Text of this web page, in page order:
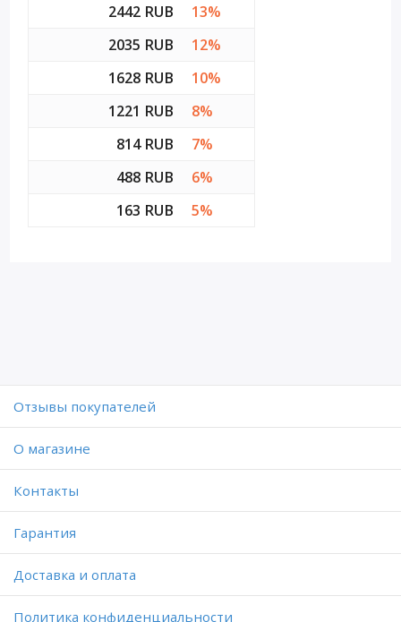
2442 RUB
13%
2035 RUB
12%
1628 RUB
10%
1221 RUB
8%
814 RUB
7%
488 RUB
6%
163 RUB
5%
Отзывы покупателей
O магазине
Контакты
Гарантия
Доставка и оплата
Политика конфиденциальности